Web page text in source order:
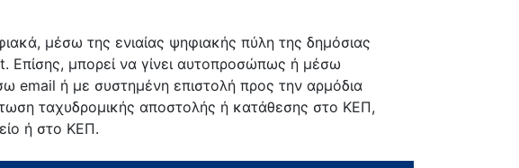
μέσω της ενιαίας ψηφιακής πύλη της δημόσιας
Επίσης, μπορεί να γίνει αυτοπροσώπως ή μέσω
email ή με συστημένη επιστολή προς την αρμόδια
ταχυδρομικής αποστολής ή κατάθεσης στο ΚΕΠ,
ή στο ΚΕΠ.